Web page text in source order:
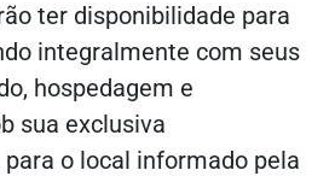
ter disponibilidade para
integralmente com seus
hospedagem e
sua exclusiva
o local informado pela